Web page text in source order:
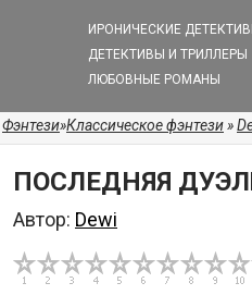
ИРОНИЧЕСКИЕ
ДЕТЕКТИВЫ И ТРИЛЛЕРЫ
ЛЮБОВНЫЕ РОМАНЫ
Фэнтези»Классическое фэнтези»
ПОСЛЕДНЯЯ
Автор: Dewi